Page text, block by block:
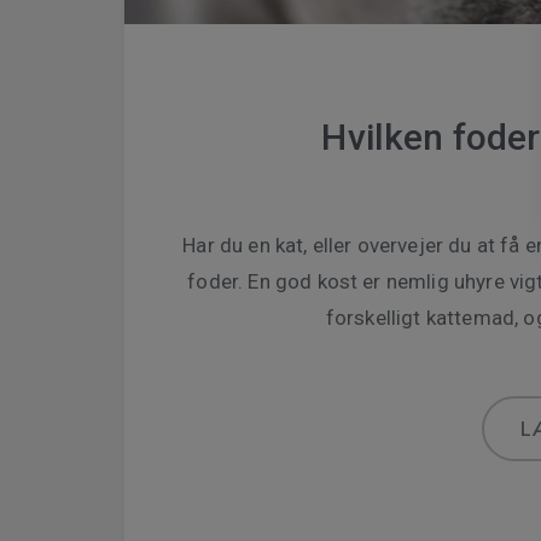
Hvilken
Har du en kat, eller overvejer du at få
foder. En god kost er nemlig uhyre
forskelligt kattemad,